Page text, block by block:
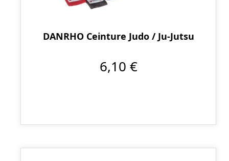
DANRHO Ceinture Judo / Ju-Jutsu
6,10 €